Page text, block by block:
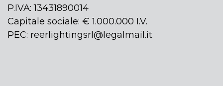
P.IVA: 13431890014
Capitale sociale: € 1.000.000 I.V.
PEC: reerlightingsrl@legalmail.it